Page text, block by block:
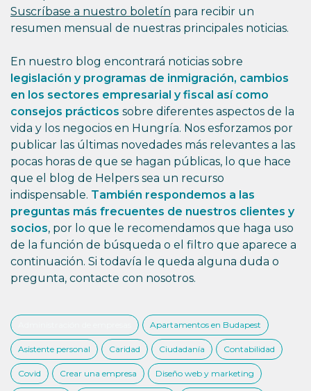
Suscríbase a nuestro boletín para recibir un
resumen mensual de nuestras principales noticias.
En nuestro blog encontrará noticias sobre
legislación y programas de inmigración, cambios
en los sectores empresarial y fiscal así como
consejos prácticos sobre diferentes aspectos de la
vida y los negocios en Hungría. Nos esforzamos por
publicar las últimas novedades más relevantes a las
pocas horas de que se hagan públicas, lo que hace
que el blog de Helpers sea un recurso
indispensable. También respondemos a las
preguntas más frecuentes de nuestros clientes y
socios, por lo que le recomendamos que haga uso
de la función de búsqueda o el filtro que aparece a
continuación. Si todavía le queda alguna duda o
pregunta, contacte con nosotros.
Apartamentos en Budapest
Asistente personal Caridad Ciudadanía Contabilidad
Covid Crear una empresa Diseño web y marketing